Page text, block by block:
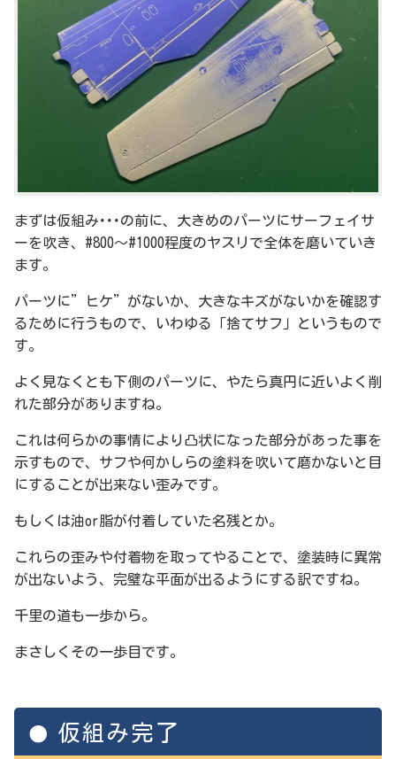
まずは仮組み･･･の前に、大きめのパーツにサーフェイサ
ーを吹き、#800～#1000程度のヤスリで全体を磨いていき
ます。
パーツに”ヒケ”がないか、大きなキズがないかを確認す
るために行うもので、いわゆる「捨てサフ」というもので
す。
よく見なくとも下側のパーツに、やたら真円に近いよく削
れた部分がありますね。
これは何らかの事情により凸状になった部分があった事を
示すもので、サフや何かしらの塗料を吹いて磨かないと目
にすることが出来ない歪みです。
もしくは油or脂が付着していた名残とか。
これらの歪みや付着物を取ってやることで、塗装時に異常
が出ないよう、完璧な平面が出るようにする訳ですね。
千里の道も一歩から。
まさしくその一歩目です。
仮組み完了